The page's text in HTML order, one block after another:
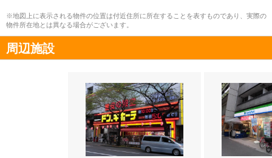
※地図上に表示される物件の位置は付近住所に所在することを表すものであり、実際の
物件所在地とは異なる場合がございます。
周辺施設